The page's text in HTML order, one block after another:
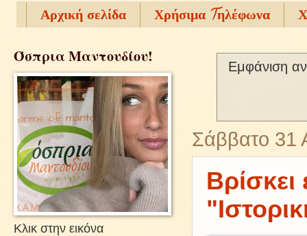
Αρχική σελίδα Χρήσιμα Tηλέφωνα
Εμφάνιση
Σάββατο 31
Όσπρια Μαντουδίου!
Κλικ στην εικόνα